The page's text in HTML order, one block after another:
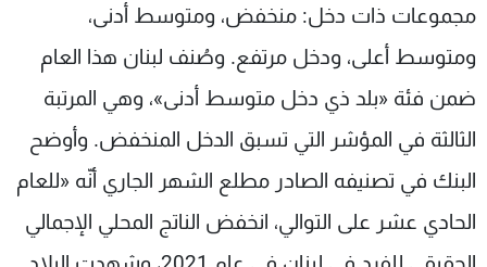
مجموعات ذات دخل: منخفض، ومتوسط أدنى،
ومتوسط أعلى، ودخل مرتفع. وصُنف لبنان هذا العام
ضمن فئة «بلد ذي دخل متوسط أدنى»، وهي المرتبة
الثالثة في المؤشر التي تسبق الدخل المنخفض. وأوضح
البنك في تصنيفه الصادر مطلع الشهر الجاري أنّه «للعام
الحادي عشر على التوالي، انخفض الناتج المحلي الإجمالي